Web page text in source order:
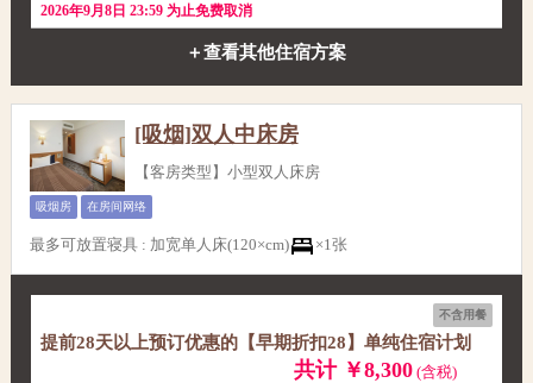
2026年9月8日 23:59 为止免费取消
＋查看其他住宿方案
[吸烟]双人中床房
【客房类型】小型双人床房
吸烟房 在房间网络
最多可放置寝具 : 加宽单人床(120×cm) ×1张
不含用餐
提前28天以上预订优惠的【早期折扣28】单纯住宿计划
共计 ￥8,300(含税)